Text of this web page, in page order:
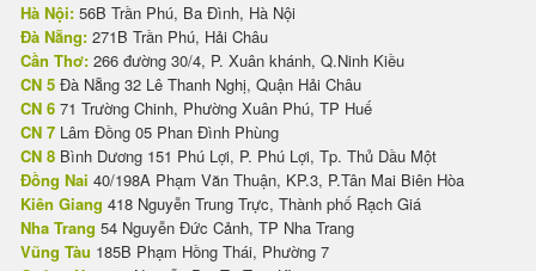
Hà Nội: 56B Trần Phú, Ba Đình, Hà Nội
Đà Nẵng: 271B Trần Phú, Hải Châu
Cần Thơ: 266 đường 30/4, P. Xuân khánh, Q.Ninh Kiều
CN 5 Đà Nẵng 32 Lê Thanh Nghị, Quận Hải Châu
CN 6 71 Trường Chinh, Phường Xuân Phú, TP Huế
CN 7 Lâm Đồng 05 Phan Đình Phùng
CN 8 Bình Dương 151 Phú Lợi, P. Phú Lợi, Tp. Thủ Dầu Một
Đồng Nai 40/198A Phạm Văn Thuận, KP.3, P.Tân Mai Biên Hòa
Kiên Giang 418 Nguyễn Trung Trực, Thành phố Rạch Giá
Nha Trang 54 Nguyễn Đức Cảnh, TP Nha Trang
Vũng Tàu 185B Phạm Hồng Thái, Phường 7